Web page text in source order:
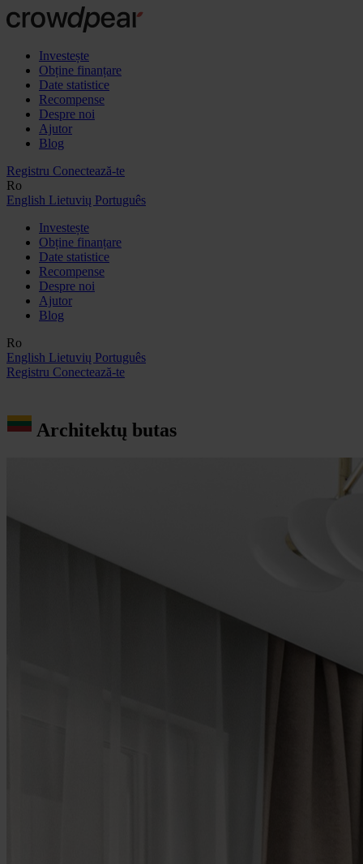
Investește
Obține finanțare
Date statistice
Recompense
Despre noi
Ajutor
Blog
Registru Conectează-te
Ro
English Lietuvių Português
Investește
Obține finanțare
Date statistice
Recompense
Despre noi
Ajutor
Blog
Ro
English Lietuvių Português
Registru Conectează-te
Architektų butas